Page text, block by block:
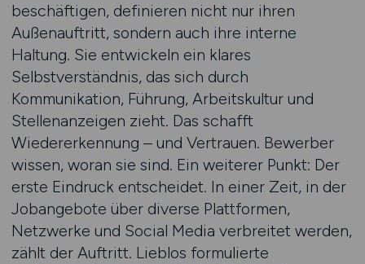
beschäftigen, definieren nicht nur ihren
Außenauftritt, sondern auch ihre interne
Haltung. Sie entwickeln ein klares
Selbstverständnis, das sich durch
Kommunikation, Führung, Arbeitskultur und
Stellenanzeigen zieht. Das schafft
Wiedererkennung – und Vertrauen. Bewerber
wissen, woran sie sind. Ein weiterer Punkt: Der
erste Eindruck entscheidet. In einer Zeit, in der
Jobangebote über diverse Plattformen,
Netzwerke und Social Media verbreitet werden,
zählt der Auftritt. Lieblos formulierte